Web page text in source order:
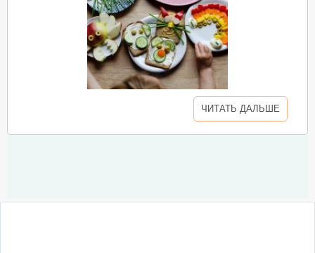
ЧИТАТЬ ДАЛЬШЕ